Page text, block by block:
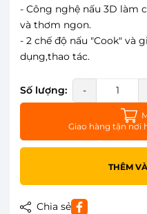
- Công nghệ nấu 3D làm
và thơm ngon.
- 2 chế độ nấu "Cook" và
dụng,thao tác.
Số lượng: -
Giao hàng tận nơi
THÊM
Chia sẻ